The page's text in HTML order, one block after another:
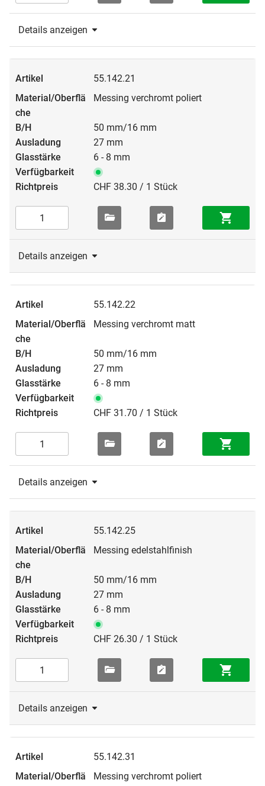
Details anzeigen
55.142.21
Messing verchromt poliert
50 mm/16 mm
27 mm
6 - 8 mm
CHF 38.30 / 1 Stück
Details anzeigen
55.142.22
Messing verchromt matt
50 mm/16 mm
27 mm
6 - 8 mm
CHF 31.70 / 1 Stück
Details anzeigen
55.142.25
Messing edelstahlfinish
50 mm/16 mm
27 mm
6 - 8 mm
CHF 26.30 / 1 Stück
Details anzeigen
55.142.31
Messing verchromt poliert